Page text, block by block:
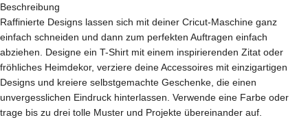
Beschreibung
Raffinierte Designs lassen sich mit deiner Cricut-Maschine ganz
einfach schneiden und dann zum perfekten Auftragen einfach
abziehen. Designe ein T-Shirt mit einem inspirierenden Zitat oder
fröhliches Heimdekor, verziere deine Accessoires mit einzigartigen
Designs und kreiere selbstgemachte Geschenke, die einen
unvergesslichen Eindruck hinterlassen. Verwende eine Farbe oder
trage bis zu drei tolle Muster und Projekte übereinander auf.